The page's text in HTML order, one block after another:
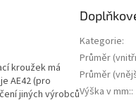
kroužek má
AE42 (pro
jiných výrobců
Kategorie:
Průměr
Průměr
Výška v mm::